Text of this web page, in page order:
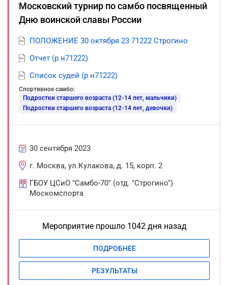
Московский турнир по самбо посвященный
Дню воинской славы России
ПОЛОЖЕНИЕ 30 октября 23 71222 Строгино
Отчет (р н71222)
Список судей (р н71222)
Спортивное самбо:
Подростки старшего возраста (12-14 лет, мальчики)
Подростки старшего возраста (12-14 лет, девочки)
30 сентября 2023
г. Москва, ул.Кулакова, д. 15, корп. 2
ГБОУ ЦСиО "Самбо-70" (отд. "Строгино")
Москомспорта
Мероприятие прошло 1042 дня назад
ПОДРОБНЕЕ
РЕЗУЛЬТАТЫ